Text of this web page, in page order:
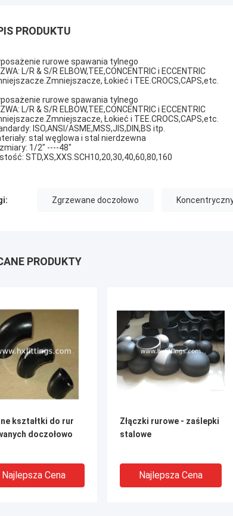
PRODUKTU
rurowe spawania tylnego
L/R & S/R ELBOW,TEE,CONCENTRIC i ECCENTRIC
Łokieć i TEE.CROCS,CAPS,etc.
rurowe spawania tylnego
L/R & S/R ELBOW,TEE,CONCENTRIC i ECCENTRIC
Łokieć i TEE.CROCS,CAPS,etc.
ISO,ANSI/ASME,MSS,JIS,DIN,BS itp.
stal węglowa i stal nierdzewna
1/2" ----48"
STD,XS,XXS.SCH10,20,30,40,60,80,160
Zgrzewane doczołowo
PRODUKTY
kształtki do rur
doczołowo
Najlepsza Cena
Złączki rurowe - zaślepki
stalowe
Najlepsza Cena